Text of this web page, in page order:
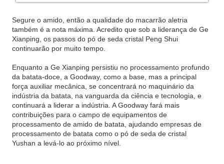
Segure o amido, então a qualidade do macarrão aletria
também é a nota máxima. Acredito que sob a liderança de Ge
Xianping, os passos do pó de seda cristal Peng Shui
continuarão por muito tempo.
Enquanto a Ge Xianping persistiu no processamento profundo
da batata-doce, a Goodway, como a base, mas a principal
força auxiliar mecânica, se concentrará no maquinário da
indústria da batata, na vanguarda da ciência e tecnologia, e
continuará a liderar a indústria. A Goodway fará mais
contribuições para o campo de equipamentos de
processamento de amido de batata, ajudando empresas de
processamento de batata como o pó de seda de cristal
Yushan a levá-lo ao próximo nível.